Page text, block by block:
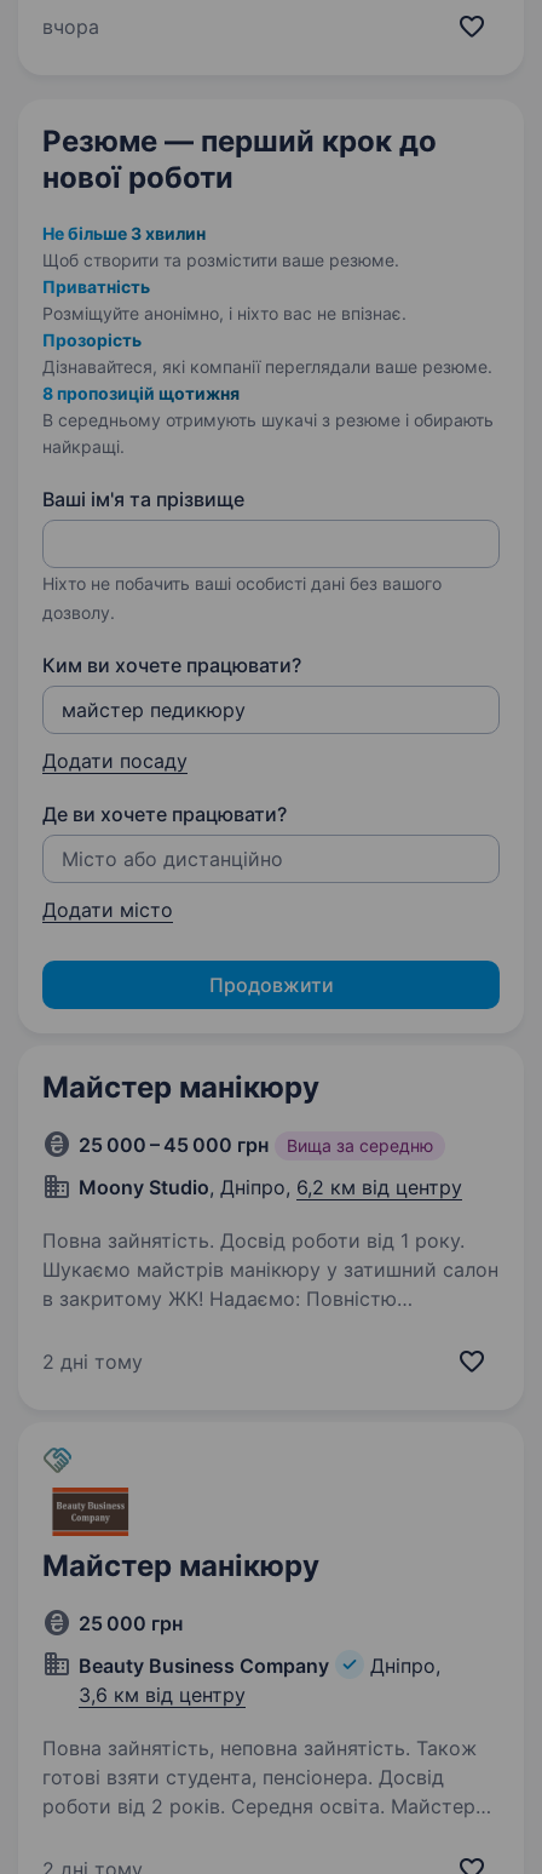
У нашому салоні створено особливу
вчора
Резюме — перший крок до
нової роботи
Не більше 3 хвилин
Щоб створити та розмістити ваше резюме.
Приватність
Розміщуйте анонімно, і ніхто вас не впізнає.
Прозорість
Дізнавайтеся, які компанії переглядали ваше резюме.
8 пропозицій щотижня
В середньому отримують шукачі з резюме і обирають
найкращі.
Ваші ім'я та прізвище
Ніхто не побачить ваші особисті дані без вашого
дозволу.
Ким ви хочете працювати?
Додати посаду
Де ви хочете працювати?
Додати місто
Продовжити
Майстер манікюру
25 000 – 45 000 грн Вища за середню
Moony Studio, Дніпро, 6,2 км від центру
Повна зайнятість. Досвід роботи від 1 року.
Шукаємо майстрів манікюру у затишний салон
в закритому ЖК! Надаємо: Повністю
та технікою Матеріали для роботи Гнучкий
2 дні тому
Майстер манікюру
25 000 грн
Beauty Business Company
Дніпро,
3,6 км від центру
Повна зайнятість, неповна зайнятість. Також
готові взяти студента, пенсіонера. Досвід
роботи від 2 років. Середня освіта. Майстер
перукарських салонів тм «ЕКСПРЕС стрижка»,
2 дні тому